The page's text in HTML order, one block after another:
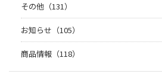
その他（131）
お知らせ（105）
商品情報（118）